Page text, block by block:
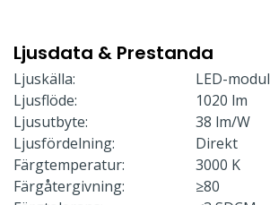
Ljusdata & Prestanda
Ljuskälla:
LED-modul
Ljusflöde:
1020 lm
Ljusutbyte:
38 lm/W
Ljusfördelning:
Direkt
Färgtemperatur:
3000 K
Färgåtergivning:
≥80